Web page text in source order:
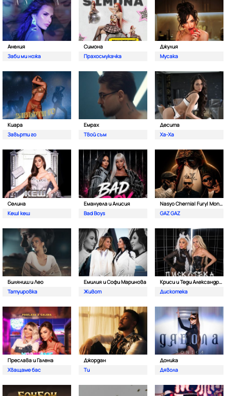
Анелия
Заби ми ножа
Симона
Прахосмукачка
Джулия
Мусака
Киара
Завърти го
Емрах
Твой съм
Десита
Ха-Ха
Селина
Кеш| кеш
Емануела и Алисия
Bad Boys
Nasyo Chernia| Fury| Monkey & Bobo Armani
GAZ GAZ
Биляниш и Лео
Татуировка
Емилия и Софи Маринова
Живот
Криси и Теди Александрова
Дискотека
Преслава и Галена
Хващаме бас
Джордан
Ти
Доника
Дявола